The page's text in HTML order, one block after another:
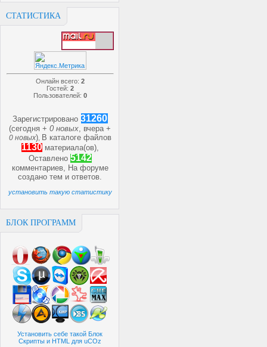
СТАТИСТИКА
Онлайн всего: 2
Гостей: 2
Пользователей: 0
Зарегистрировано 31260
(сегодня +0 новых, вчера +
0 новых) В каталоге файлов
1130 материала(ов),
Оставлено 5142
комментариев, На форуме
созданотем иответов.
установить такую статистику
БЛОК ПРОГРАММ
Установить себе такой Блок
Скрипты и HTML для uCOz